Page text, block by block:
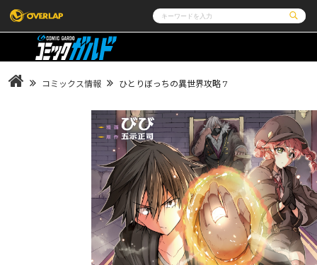
コミック
LiQulle
ライトノベル
ポケットモンスター
オーバーラップ広報室
オーバーラップホールディングス
お問い合
オーバーラップ文庫 オーバーラップノベルス オーバー
ロサージュノベルス コミックガルド コミ
コミックス情報 ひとりぼっちの異世界攻略 7